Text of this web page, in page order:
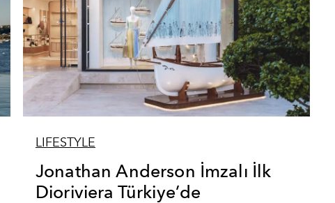
LIFESTYLE
Jonathan Anderson İmzalı İlk
Dioriviera Türkiye’de